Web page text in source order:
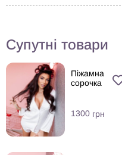
Супутні товари
Піжамна
сорочка
1300 грн